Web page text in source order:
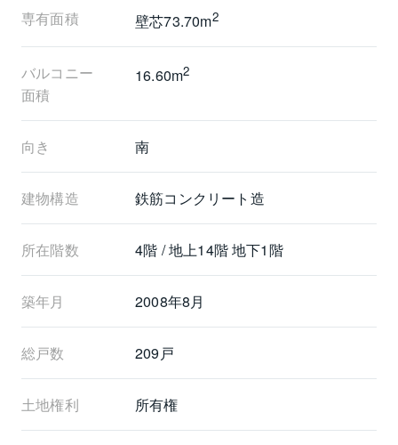
文京の地で、落ち着きある都心生活をお楽しみくださ
〈リフォーム内容・2026年5月初旬完了〉
キッチン交換／浴室交換／洗面交換／トイレ交換
水廻り床張替／フローリング新規（張替）／建具交換
照明交換／給湯器（追焚機能）交換／下足入
全クロス貼替／アクセントクロス／ハウスクリーニン
専有面積 壁芯73.70m2
バルコニー
面積
16.60m2
向き 南
建物構造 鉄筋コンクリート造
所在階数 4階 / 地上14階 地下1階
築年月 2008年8月
総戸数 209戸
土地権利 所有権